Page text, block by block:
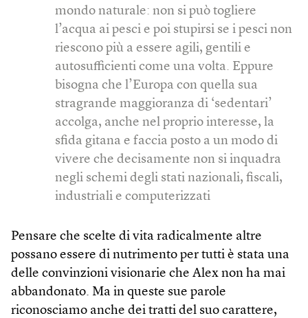
mondo naturale: non si può togliere
l’acqua ai pesci e poi stupirsi se i pesci non
riescono più a essere agili, gentili e
autosufficienti come una volta. Eppure
bisogna che l’Europa con quella sua
stragrande maggioranza di ‘sedentari’
accolga, anche nel proprio interesse, la
sfida gitana e faccia posto a un modo di
vivere che decisamente non si inquadra
negli schemi degli stati nazionali, fiscali,
industriali e computerizzati
Pensare che scelte di vita radicalmente altre
possano essere di nutrimento per tutti è stata una
delle convinzioni visionarie che Alex non ha mai
abbandonato. Ma in queste sue parole
riconosciamo anche dei tratti del suo carattere,